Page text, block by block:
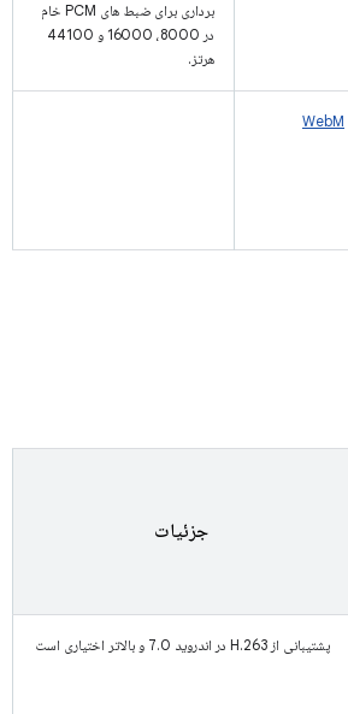
برداری برای ضبط های PCM خام
در 8000، 16000 و 44100
هرتز.
WebM
جزئیات
پشتیبانی از H.263 در اندروید 7.0 و بالاتر اختیاری است